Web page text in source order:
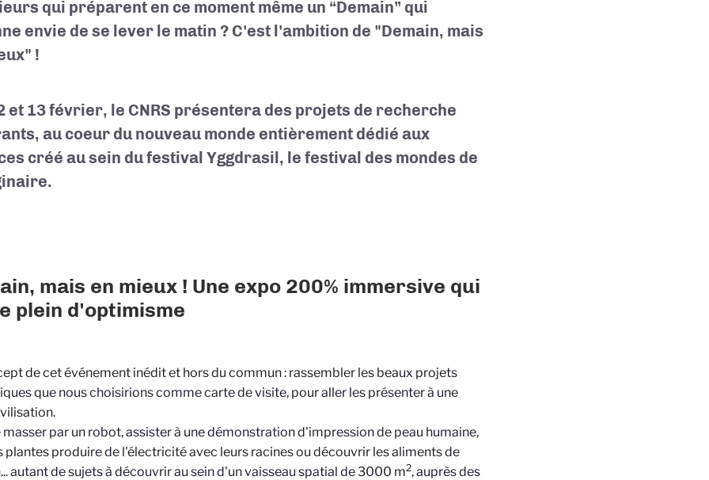
qui préparent en ce moment même un “Demain” qui
envie de se lever le matin ? C'est l'ambition de "Demain, mais
!
et 13 février, le CNRS présentera des projets de recherche
au coeur du nouveau monde entièrement dédié aux
créé au sein du festival Yggdrasil, le festival des mondes de
mais en mieux ! Une expo 200% immersive qui
plein d'optimisme
de cet événement inédit et hors du commun : rassembler les beaux projets
que nous choisirions comme carte de visite, pour aller les présenter à une
masser par un robot, assister à une démonstration d'impression de peau humaine,
plantes produire de l'électricité avec leurs racines ou découvrir les aliments de
autant de sujets à découvrir au sein d'un vaisseau spatial de 3000 m2, auprès des